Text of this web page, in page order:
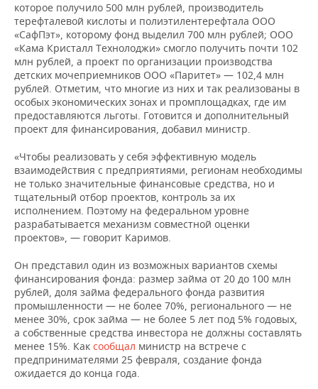
которое получило 500 млн рублей, производитель
терефталевой кислоты и полиэтилентерефтала ООО
«СафПэт», которому фонд выделил 700 млн рублей; ООО
«Кама Кристалл Технолоджи» смогло получить почти 102
млн рублей, а проект по организации производства
детских мочеприемников ООО «Паритет» — 102,4 млн
рублей. Отметим, что многие из них и так реализованы в
особых экономических зонах и промплощадках, где им
предоставляются льготы. Готовится и дополнительный
проект для финансирования, добавил министр.
«Чтобы реализовать у себя эффективную модель
взаимодействия с предприятиями, регионам необходимы
не только значительные финансовые средства, но и
тщательный отбор проектов, контроль за их
исполнением. Поэтому на федеральном уровне
разрабатывается механизм совместной оценки
проектов», — говорит Каримов.
Он представил один из возможных вариантов схемы
финансирования фонда: размер займа от 20 до 100 млн
рублей, доля займа федерального фонда развития
промышленности — не более 70%, регионального — не
менее 30%, срок займа — не более 5 лет под 5% годовых,
а собственные средства инвестора не должны составлять
менее 15%. Как сообщал министр на встрече с
предпринимателями 25 февраля, создание фонда
ожидается до конца года.